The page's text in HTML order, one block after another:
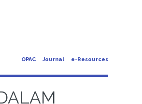
OPAC Journal e-Resources